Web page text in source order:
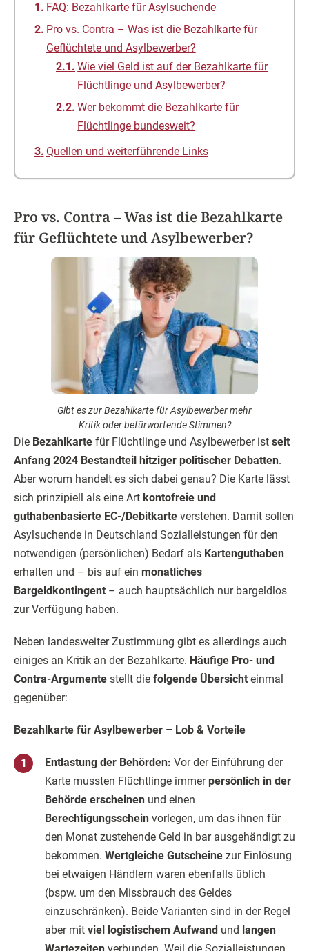
FAQ: Bezahlkarte für Asylsuchende
Pro vs. Contra – Was ist die Bezahlkarte für
Geflüchtete und Asylbewerber?
Wie viel Geld ist auf der Bezahlkarte für
Flüchtlinge und Asylbewerber?
Wer bekommt die Bezahlkarte für
Flüchtlinge bundesweit?
Quellen und weiterführende Links
Pro vs. Contra – Was ist die Bezahlkarte
für Geflüchtete und Asylbewerber?
Gibt es zur Bezahlkarte für Asylbewerber mehr
Kritik oder befürwortende Stimmen?
Die Bezahlkarte für Flüchtlinge und Asylbewerber ist seit
Anfang 2024 Bestandteil hitziger politischer Debatten.
Aber worum handelt es sich dabei genau? Die Karte lässt
sich prinzipiell als eine Art kontofreie und
guthabenbasierte EC-/Debitkarte verstehen. Damit sollen
Asylsuchende in Deutschland Sozialleistungen für den
notwendigen (persönlichen) Bedarf als Kartenguthaben
erhalten und – bis auf ein monatliches
Bargeldkontingent – auch hauptsächlich nur bargeldlos
zur Verfügung haben.
Neben landesweiter Zustimmung gibt es allerdings auch
einiges an Kritik an der Bezahlkarte. Häufige Pro- und
Contra-Argumente stellt die folgende Übersicht einmal
gegenüber:
Bezahlkarte für Asylbewerber – Lob & Vorteile
Entlastung der Behörden: Vor der Einführung der
Karte mussten Flüchtlinge immerpersönlich in der
Behörde erscheinen und einen
Berechtigungsschein vorlegen, um das ihnen für
den Monat zustehende Geld in bar ausgehändigt zu
bekommen. Wertgleiche Gutscheine zur Einlösung
bei etwaigen Händlern waren ebenfalls üblich
(bspw. um den Missbrauch des Geldes
einzuschränken). Beide Varianten sind in der Regel
aber mit viel logistischem Aufwand und langen